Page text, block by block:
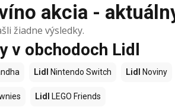
akcia -
žiadne výsledky.
v obchodoch Lidl
Lidl Nintendo Switch Lidl Noviny
Lidl LEGO Friends